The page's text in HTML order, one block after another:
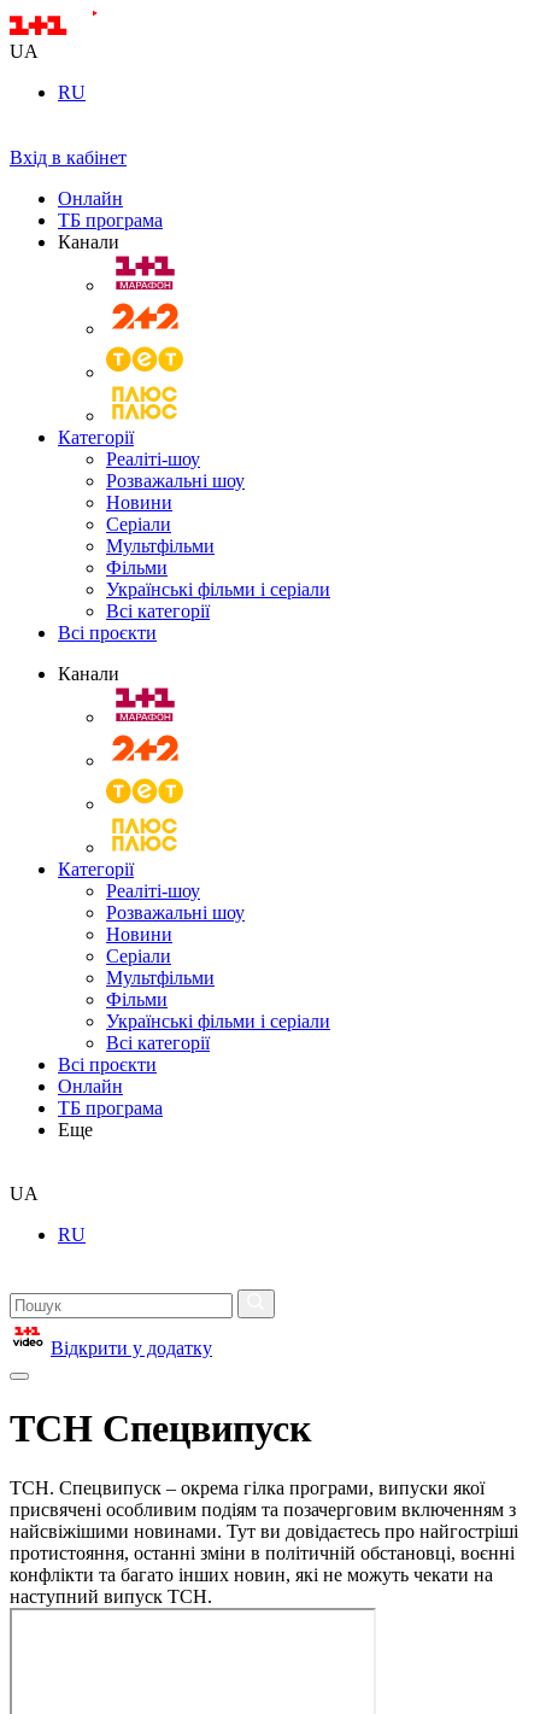
UA
RU
Вхід в кабінет
Онлайн
ТБ програма
Канали
Категорії
Реаліті-шоу
Розважальні шоу
Новини
Серіали
Мультфільми
Фільми
Українські фільми і серіали
Всі категорії
Всі проєкти
Канали
Категорії
Реаліті-шоу
Розважальні шоу
Новини
Серіали
Мультфільми
Фільми
Українські фільми і серіали
Всі категорії
Всі проєкти
Онлайн
ТБ програма
Еще
UA
RU
Відкрити у додатку
ТСН Спецвипуск
ТСН. Спецвипуск – окрема гілка програми, випуски якої
присвячені особливим подіям та позачерговим включенням з
найсвіжішими новинами. Тут ви довідаєтесь про найгостріші
протистояння, останні зміни в політичній обстановці, воєнні
конфлікти та багато інших новин, які не можуть чекати на
наступний випуск ТСН.